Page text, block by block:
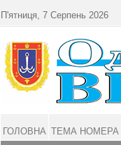
П'ятниця, 7 Серпень 2026
ГОЛОВНА ТЕМА НОМЕРА